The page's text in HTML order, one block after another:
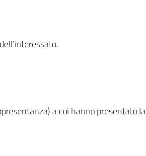
a cui hanno presentato la